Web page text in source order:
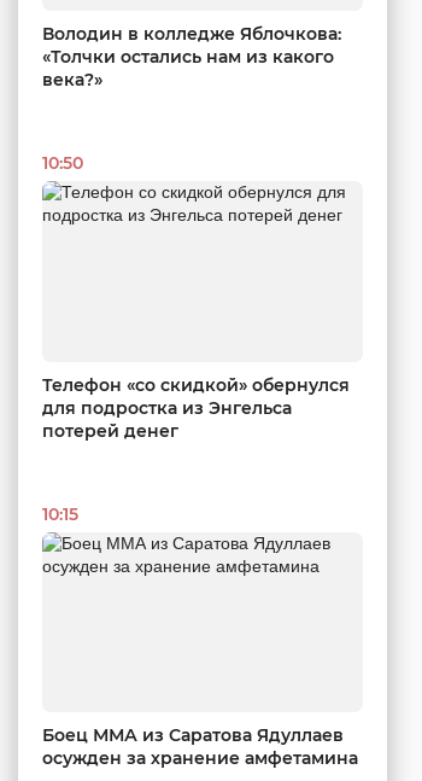
Володин в колледже Яблочкова:
«Толчки остались нам из какого
века?»
10:50
Телефон «со скидкой» обернулся
для подростка из Энгельса
потерей денег
10:15
Боец ММА из Саратова Ядуллаев
осужден за хранение амфетамина